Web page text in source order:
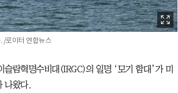
/로이터 연합뉴스
람혁명수비대(IRGC)의 일명 ‘모기 함대’가 미
나왔다.